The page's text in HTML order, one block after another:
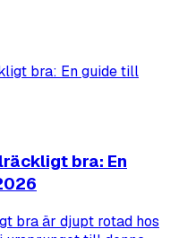
bra: En
bra är djupt rotad hos